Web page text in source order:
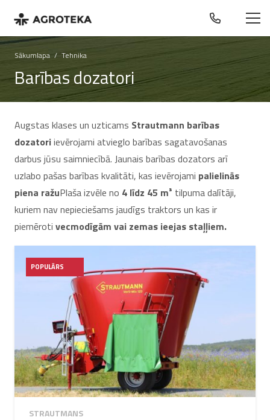
Sākumlapa / Tehnika
Barības dozatori
Augstas klases un uzticams Strautmann barības
dozatoriievērojami atvieglo barības sagatavošanas
darbus jūsu saimniecībā. Jaunais barības dozators arī
uzlabo pašas barības kvalitāti, kas ievērojami palielinās
piena ražuPlaša izvēle no 4 līdz 45 m³ tilpuma dalītāji,
kuriem nav nepieciešams jaudīgs traktors un kas ir
piemēroti vecmodīgām vai zemas ieejas staļļiem.
POPULĀRS
STRAUTMANS